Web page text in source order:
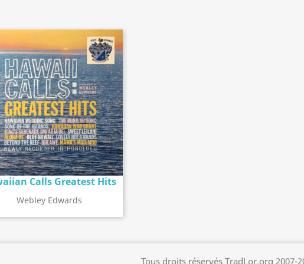
Calls Greatest Hits
Webley Edwards
searchDétail de l'album
Tous droits réservés TradLor.org 2007-